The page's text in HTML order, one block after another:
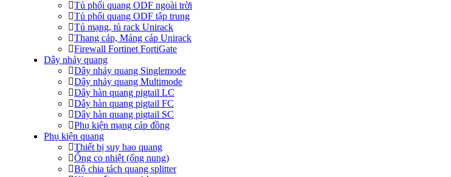
Tủ phối quang ODF ngoài trời
Tủ phối quang ODF tập trung
Tủ mạng, tủ rack Unirack
Thang cáp, Máng cáp Unirack
Firewall Fortinet FortiGate
Dây nhảy quang
Dây nhảy quang Singlemode
Dây nhảy quang Multimode
Dây hàn quang pigtail LC
Dây hàn quang pigtail FC
Dây hàn quang pigtail SC
Phụ kiện mạng cáp đồng
Phụ kiện quang
Thiết bị suy hao quang
Ống co nhiệt (ống nung)
Bộ chia tách quang splitter